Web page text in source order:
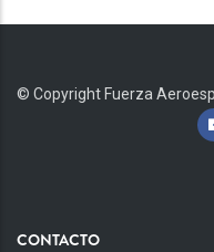
© Copyright Fuerza
CONTACTO